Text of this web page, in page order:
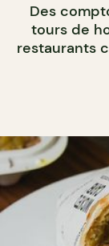
Des
tours de
restaurants